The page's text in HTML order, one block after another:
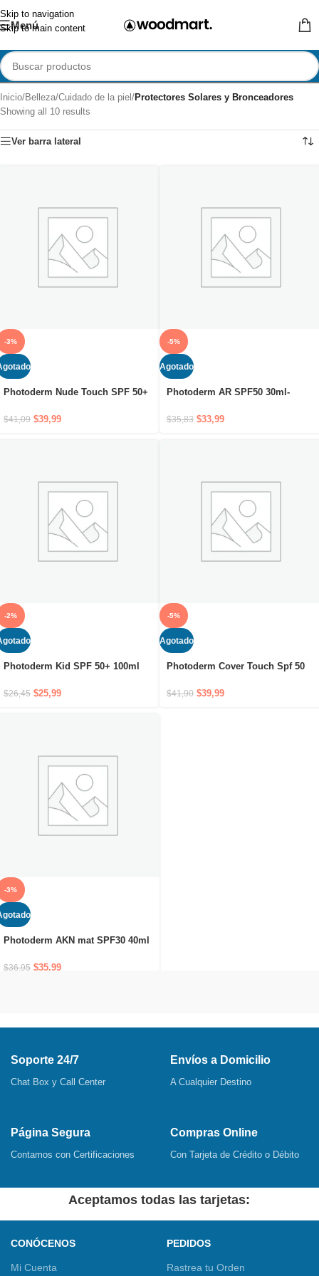
Skip to navigation
Skip to main content
Menú
Inicio/Belleza/Cuidado de la piel /Protectores Solares y Bronceadores
Showing all 10 results
Ver barra lateral
-3%
Photoderm Nude Touch SPF 50+
$41,09 $39,99
-5%
Agotado
Photoderm AR SPF50 30ml-
protección para piel sensible con
$35,83 $33,99
-2%
Photoderm Kid SPF 50+ 100ml
$26,45 $25,99
-5%
Agotado
Photoderm Cover Touch Spf 50
$41,90 $39,99
-3%
Photoderm AKN mat SPF30 40ml
$36,95 $35,99
Soporte 24/7
Chat Box y Call Center
Envíos a Domicilio
A Cualquier Destino
Página Segura
Contamos con Certificaciones
Compras Online
Con Tarjeta de Crédito o Débito
Aceptamos todas las tarjetas:
CONÓCENOS
Mi Cuenta
PEDIDOS
Rastrea tu Orden